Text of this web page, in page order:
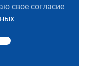
свое согласие